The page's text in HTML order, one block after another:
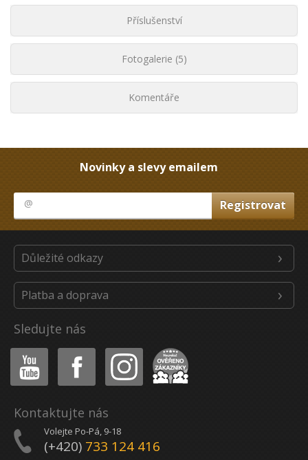
Příslušenství
Fotogalerie (5)
Komentáře
Novinky a slevy emailem
Důležité odkazy
Platba a doprava
Sledujte nás
Youtube Facebook Instagram Heureka
Kontaktujte nás
Volejte Po-Pá, 9-18
(+420) 733 124 416